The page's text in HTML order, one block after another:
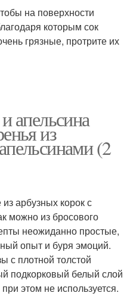
на поверхности
которым сок
грязные, протрите их
апельсина
из
(2
арбузных корок с
можно из бросового
неожиданно простые,
опыт и буря эмоций.
с плотной толстой
подкорковый белый слой
этом не используется.